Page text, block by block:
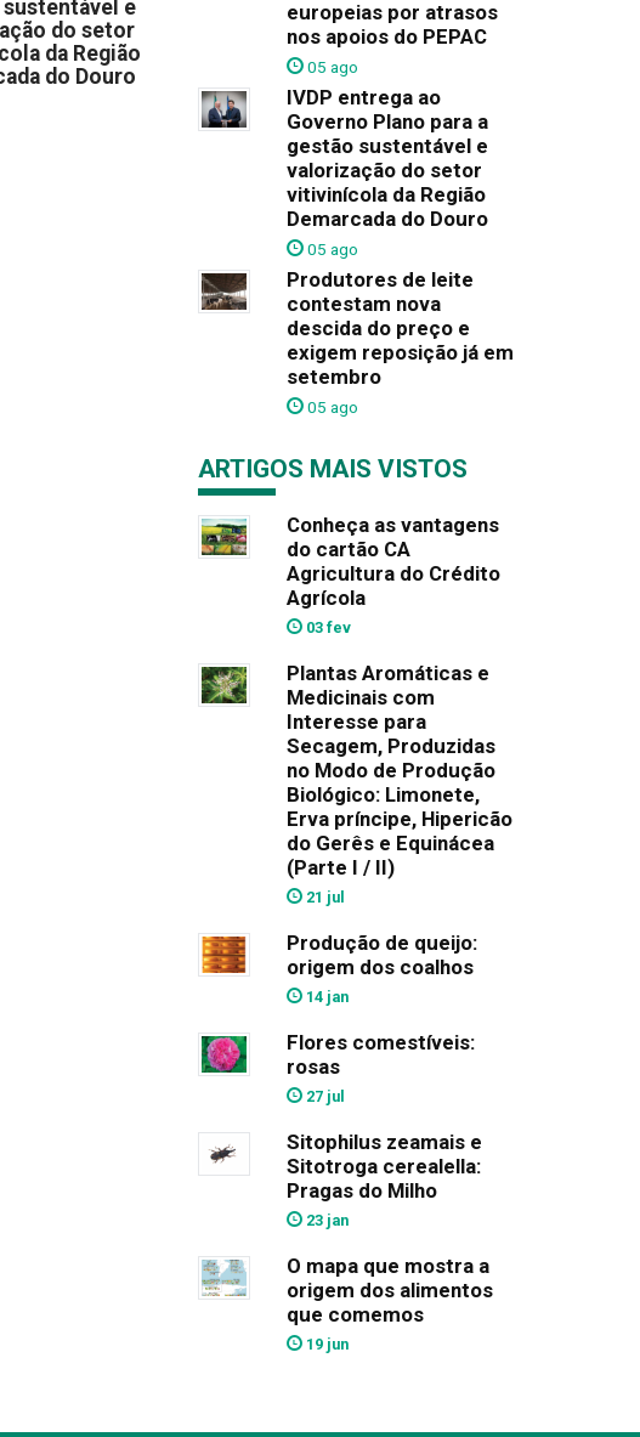
e
do setor
da Região
do Douro
europeias por atrasos
nos apoios do PEPAC
05 ago
IVDP entrega ao
Governo Plano para a
gestão sustentável e
valorização do setor
vitivinícola da Região
Demarcada do Douro
05 ago
Produtores de leite
contestam nova
descida do preço e
exigem reposição já em
setembro
05 ago
ARTIGOS MAIS VISTOS
Conheça as vantagens
do cartão CA
Agricultura do Crédito
Agrícola
03 fev
Plantas Aromáticas e
Medicinais com
Interesse para
Secagem, Produzidas
no Modo de Produção
Biológico: Limonete,
Erva príncipe, Hipericão
do Gerês e Equinácea
(Parte I / II)
21 jul
Produção de queijo:
origem dos coalhos
14 jan
Flores comestíveis:
rosas
27 jul
Sitophilus zeamais e
Sitotroga cerealella:
Pragas do Milho
23 jan
O mapa que mostra a
origem dos alimentos
que comemos
19 jun